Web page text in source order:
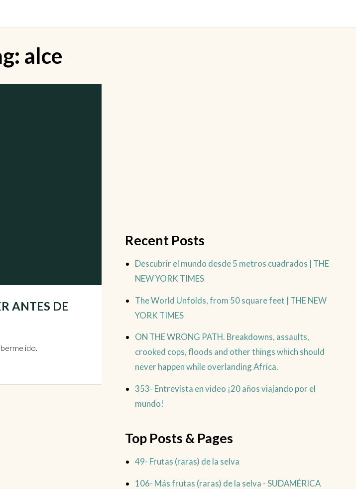
alce
ANTES DE
ido.
Recent Posts
Descubrir el mundo desde 5 metros cuadrados | THE
NEW YORK TIMES
The World Unfolds, from 50 square feet | THE NEW
YORK TIMES
ON THE WRONG PATH. Breakdowns, assaults,
crooked cops, floods and other things which should
never happen while overlanding Africa.
353- Entrevista en video ¡20 años viajando por el
mundo!
Top Posts & Pages
49- Frutas (raras) de la selva
106- Más frutas (raras) de la selva - SUDAMÉRICA